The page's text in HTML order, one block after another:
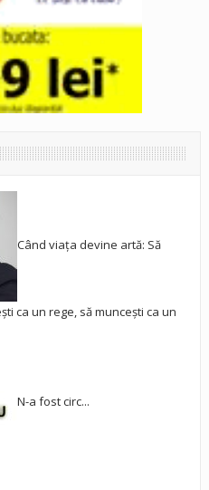
Când viața devine artă: Să
ca un rege, să muncești ca un
N-a fost circ...